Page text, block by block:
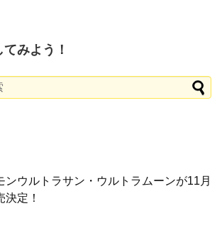
みよう！
ンウルトラサン・ウルトラムーンが11月
決定！